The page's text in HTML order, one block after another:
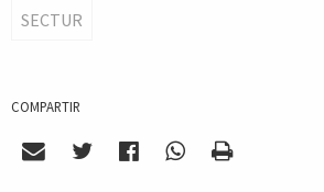
SECTUR
COMPARTIR